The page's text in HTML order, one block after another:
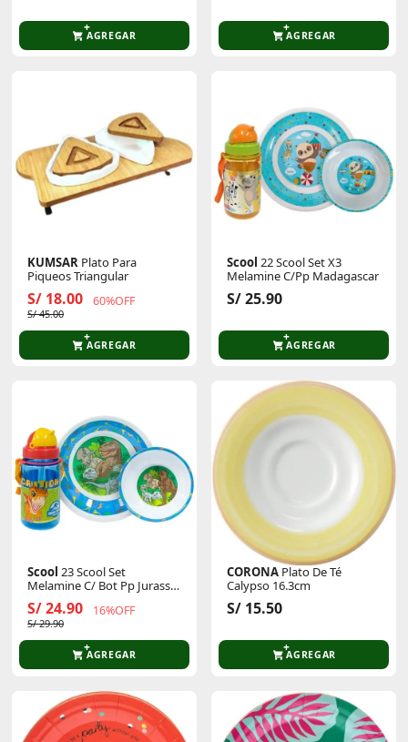
AGREGAR AGREGAR
KUMSAR Plato Para
Piqueos Triangular
S/ 18.00 60%OFF
S/ 45.00
AGREGAR
Scool 22 Scool Set X3
Melamine C/Pp Madagascar
S/ 25.90
AGREGAR
Scool 23 Scool Set
Melamine C/ Bot Pp Jurassic
Kids
S/ 24.90 16%OFF
S/ 29.90
AGREGAR
CORONA Plato De Té
Calypso 16.3cm
S/ 15.50
AGREGAR